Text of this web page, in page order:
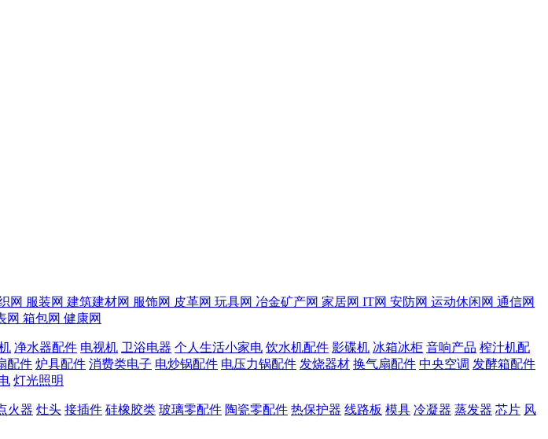
网 服装网 建筑建材网 服饰网 皮革网 玩具网 冶金矿产网 家居网 IT网 安防网 运动休闲网 通信网
网 箱包网 健康网
净水器配件 电视机 卫浴电器 个人生活小家电 饮水机配件 影碟机 冰箱冰柜 音响产品 榨汁机配
配件 炉具配件 消费类电子 电炒锅配件 电压力锅配件 发烧器材 换气扇配件 中央空调 发酵箱配件
灯光照明
火器 灶头 接插件 硅橡胶类 玻璃零配件 陶瓷零配件 热保护器 线路板 模具 冷凝器 蒸发器 芯片 风